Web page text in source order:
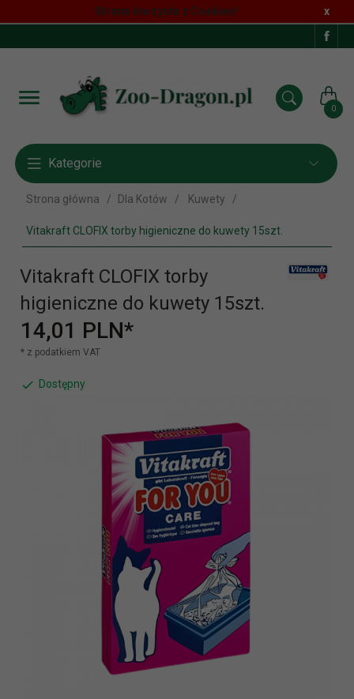
Strona korzysta z Cookies! x
0
Kategorie
Strona główna Dla Kotów Kuwety
Vitakraft CLOFIX torby higieniczne do kuwety 15szt.
Vitakraft CLOFIX torby
higieniczne do kuwety 15szt.
14,01 PLN*
* z podatkiem VAT
Dostępny